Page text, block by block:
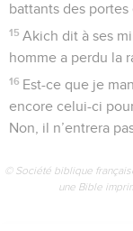
battants des portes
15 Akich dit à ses
homme a perdu la
16 Est-ce que je
encore celui-ci
Non, il n’entrera
© Société biblique
une Bible